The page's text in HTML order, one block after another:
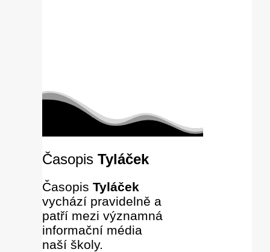
Časopis Tyláček
Časopis Tyláček
vychází pravidelně a
patří mezi významná
informační média
naší školy.